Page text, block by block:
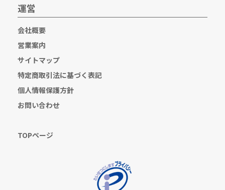
運営
会社概要
営業案内
サイトマップ
特定商取引法に基づく表記
個人情報保護方針
お問い合わせ
TOPページ